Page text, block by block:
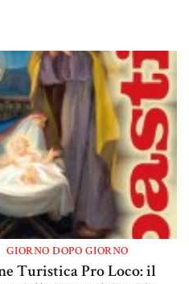
GIORNO DOPO GIORNO
Turistica Pro Loco: il